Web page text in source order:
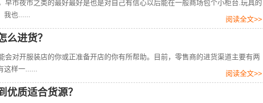
市夜市之类的最好最好是也是对自己有信心以后能在一般商场包个小柜台.玩具的
也......
阅读全文>>
么进货？
对开服装店的你或正准备开店的你有所帮助。目前，零售商的进货渠道主要有两
样一......
阅读全文>>
优质适合货源？